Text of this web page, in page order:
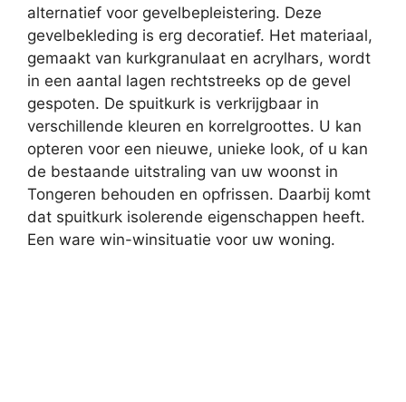
alternatief voor gevelbepleistering. Deze
gevelbekleding is erg decoratief. Het materiaal,
gemaakt van kurkgranulaat en acrylhars, wordt
in een aantal lagen rechtstreeks op de gevel
gespoten. De spuitkurk is verkrijgbaar in
verschillende kleuren en korrelgroottes. U kan
opteren voor een nieuwe, unieke look, of u kan
de bestaande uitstraling van uw woonst in
Tongeren behouden en opfrissen. Daarbij komt
dat spuitkurk isolerende eigenschappen heeft.
Een ware win-winsituatie voor uw woning.